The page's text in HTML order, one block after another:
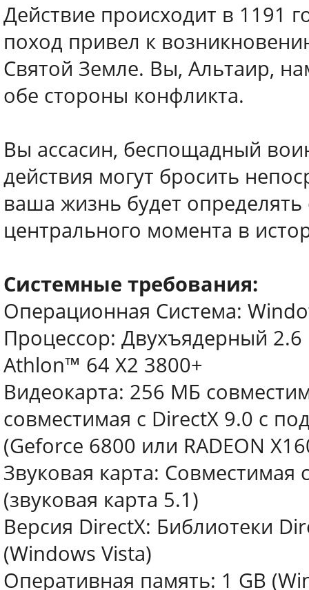
Действие происходит в 1191
поход привел к
Святой Земле. Вы, Альтаир,
обе стороны конфликта.
Вы ассасин, беспощадный
действия могут бросить
ваша жизнь будет определять
центрального момента в
Системные требования:
Операционная Система:
Процессор: Двухъядерный
Athlon™ 64 X2 3800+
Видеокарта: 256 МБ
совместимая с DirectX 9.0 с
(Geforce 6800 или RADEON
Звуковая карта: Совместимая
(звуковая карта 5.1)
Версия DirectX: Библиотеки
(Windows Vista)
Оперативная память: 1 GB